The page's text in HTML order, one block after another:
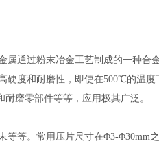
属通过粉末冶金工艺制成的一种合
硬度和耐磨性，即使在500℃的温度
磨零部件等等，应用极其广泛。
等等。常用压片尺寸在Φ3-Φ30mm